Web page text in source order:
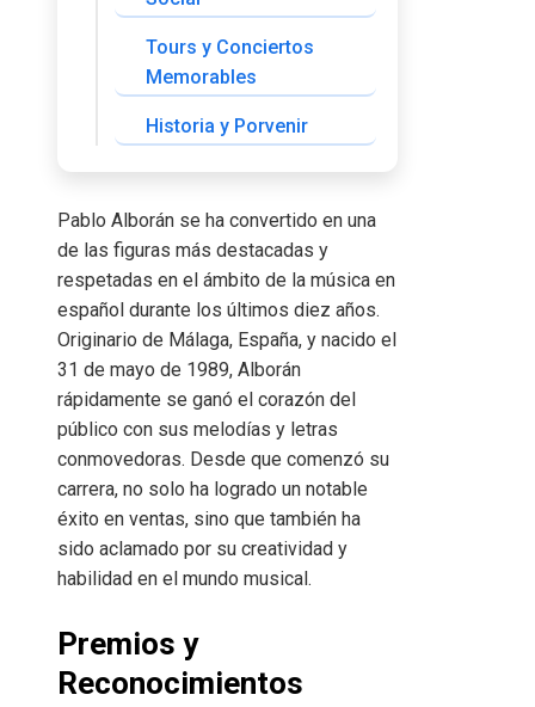
Tours y Conciertos
Memorables
Historia y Porvenir
Pablo Alborán se ha convertido en una
de las figuras más destacadas y
respetadas en el ámbito de la música en
español durante los últimos diez años.
Originario de Málaga, España, y nacido el
31 de mayo de 1989, Alborán
rápidamente se ganó el corazón del
público con sus melodías y letras
conmovedoras. Desde que comenzó su
carrera, no solo ha logrado un notable
éxito en ventas, sino que también ha
sido aclamado por su creatividad y
habilidad en el mundo musical.
Premios y
Reconocimientos